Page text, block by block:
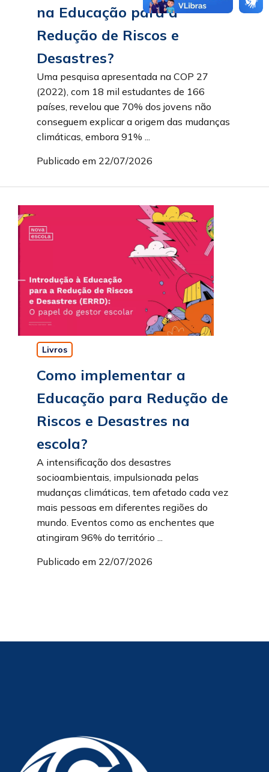
na Educação para a
Redução de Riscos e
Desastres?
Uma pesquisa apresentada na COP 27
(2022), com 18 mil estudantes de 166
países, revelou que 70% dos jovens não
conseguem explicar a origem das mudanças
climáticas, embora 91% ...
Publicado em 22/07/2026
Livros
Como implementar a
Educação para Redução de
Riscos e Desastres na
escola?
A intensificação dos desastres
socioambientais, impulsionada pelas
mudanças climáticas, tem afetado cada vez
mais pessoas em diferentes regiões do
mundo. Eventos como as enchentes que
atingiram 96% do território ...
Publicado em 22/07/2026